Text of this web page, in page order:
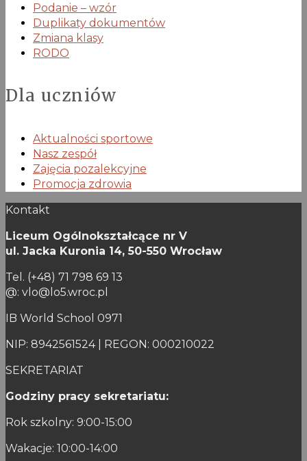
Podanie – wzór
Duplikaty dokumentów
Zmiana klasy
RODO
Dla uczniów
Aktualności sportowe
Nasz zespół
Zajęcia pozalekcyjne
Promocja zdrowia
Kontakt
Liceum Ogólnokształcące nr V
ul. Jacka Kuronia 14, 50-550 Wrocław
Tel. (+48) 71 798 69 13
@: vlo@lo5.wroc.pl
IB World School 0971
NIP: 8942561524 | REGON: 000210022
SEKRETARIAT
Godziny pracy sekretariatu:
Rok szkolny: 9:00-15:00
Wakacje: 10:00-14:00